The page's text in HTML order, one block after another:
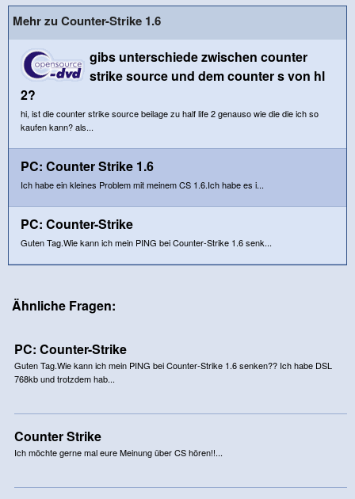
Mehr zu Counter-Strike 1.6
gibs unterschiede zwischen counter
strike source und dem counter s von hl
2?
hi, ist die counter strike source beilage zu half life 2 genauso wie die die ich so
kaufen kann? als...
PC: Counter Strike 1.6
Ich habe ein kleines Problem mit meinem CS 1.6.Ich habe es i...
PC: Counter-Strike
Guten Tag.Wie kann ich mein PING bei Counter-Strike 1.6 senk...
Ähnliche Fragen:
PC: Counter-Strike
Guten Tag.Wie kann ich mein PING bei Counter-Strike 1.6 senken?? Ich habe DSL
768kb und trotzdem hab...
Counter Strike
Ich möchte gerne mal eure Meinung über CS hören!!...